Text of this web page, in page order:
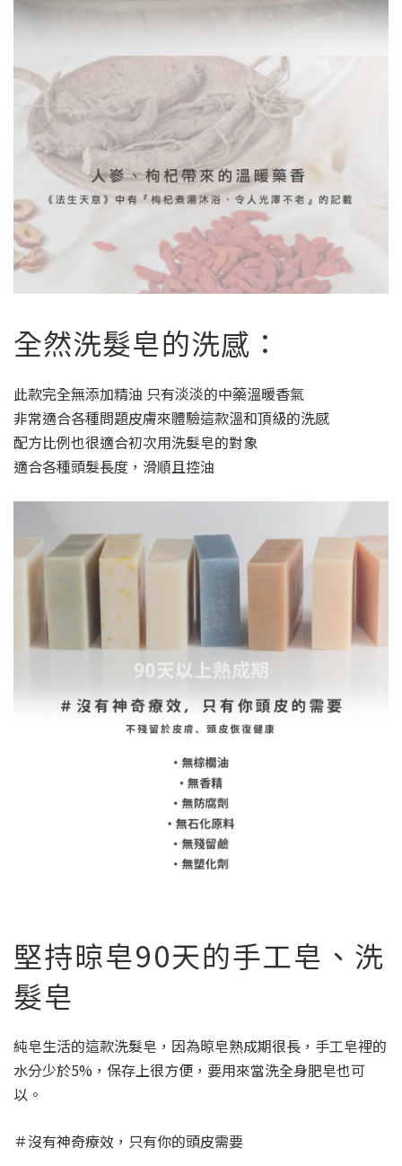
全然洗髮皂的洗感：
此款完全無添加精油 只有淡淡的中藥溫暖香氣
非常適合各種問題皮膚來體驗這款溫和頂級的洗感
配方比例也很適合初次用洗髮皂的對象
適合各種頭髮長度，滑順且控油
堅持晾皂90天的手工皂、洗
髮皂
純皂生活的這款洗髮皂，因為晾皂熟成期很長，手工皂裡的
水分少於5%，保存上很方便，要用來當洗全身肥皂也可
以。
＃沒有神奇療效，只有你的頭皮需要